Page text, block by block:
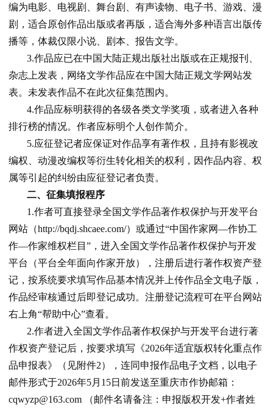
编为电影、电视剧、舞台剧、有声读物、电子书、游戏、漫
剧，适合原创作品出版或者再版，适合海外多种语言出版传
播等，体裁仅限小说、剧本、报告文学。
3.作品应已在中国大陆正规出版社出版或在正规报刊、
杂志上发表，网络文学作品应在中国大陆正规文学网站发
表。未发表作品不在此次征集范围内。
4.作品应标明获得的各级各类文学奖项，或者进入各种
排行榜的情况。作者应标明个人创作简介。
5.应征登记者应保证对作品享有著作权，且持有影视改
编权、动漫改编权等衍生转化相关的权利，因作品内容、权
属等引起的纠纷由应征登记者负责。
二、征集填报程序
1.作者可直接登录全国文学作品著作权保护与开发平台
网站（http://bqdj.shcaee.com/）或通过“中国作家网—作协工
作—作家维权栏目”，进入全国文学作品著作权保护与开发
平台（平台全年面向作家开放），注册后进行著作权资产登
记，按系统要求填写作品基本情况并上传作品全文电子版，
作品经审核通过后即登记成功。注册登记流程可在平台网站
右上角“帮助中心”查看。
2.作者进入全国文学作品著作权保护与开发平台进行著
作权资产登记后，按要求填写《2026年适宜版权转化重点作
品申报表》（见附件2），连同申报作品电子文档，以电子
邮件形式于2026年5月15日前发送至重庆市作协邮箱：
cqwyzp@163.com （邮件名请备注：申报版权开发+作者姓